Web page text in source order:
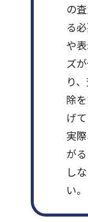
の
る
や
ズ
り
除
げ
実
が
し
い。